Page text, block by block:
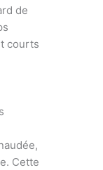
de
courts
Cette